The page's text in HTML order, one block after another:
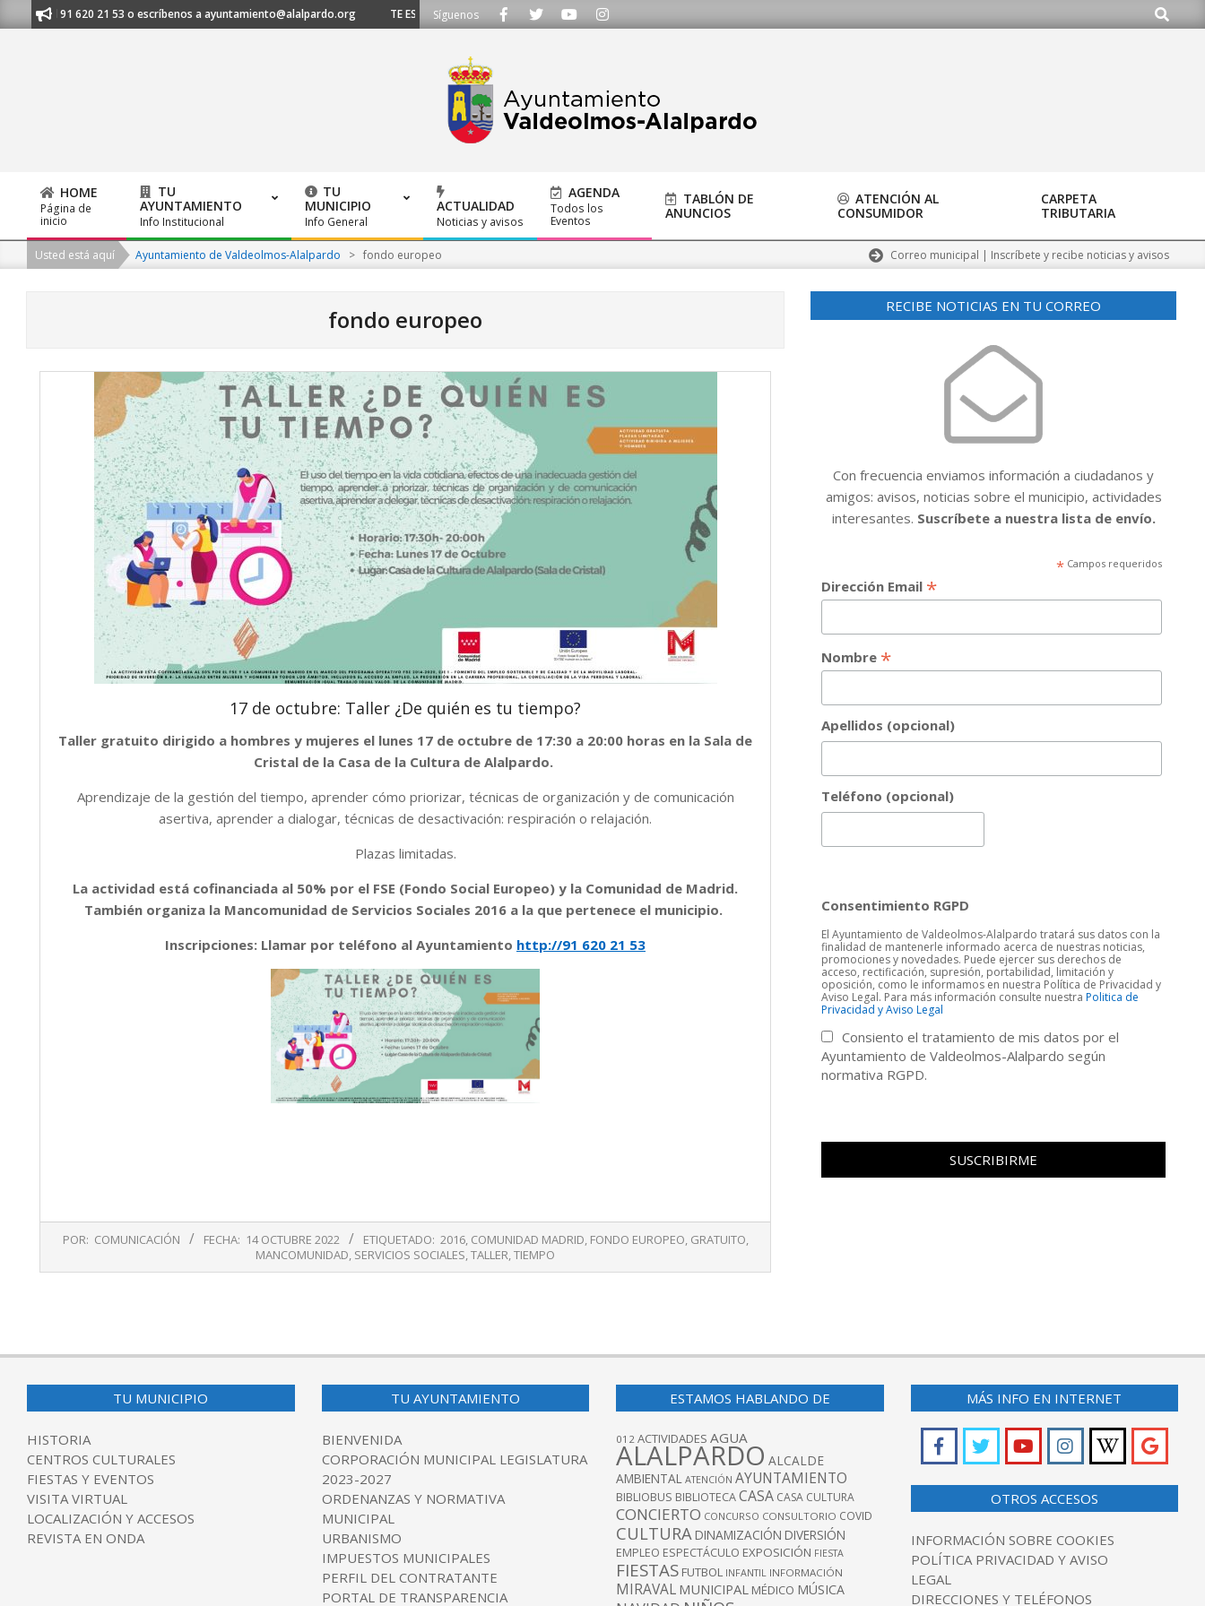
to
al 91 620 21 53 o escríbenos a ayuntamiento@alalpardo.org TE ESCUCHAMOS - Llámanos al 91 620 21 53 o escríbenos a ayuntamiento@alalpardo.org
Síguenos Buscar
Primary
Navigation
Menu
HOME
Página de
inicio
TU
AYUNTAMIENTO
Info Institucional
TU
MUNICIPIO
Info General
ACTUALIDAD
Noticias y avisos
AGENDA
Todos los
Eventos
TABLÓN DE
ANUNCIOS
ATENCIÓN AL
CONSUMIDOR
CARPETA
TRIBUTARIA
Usted está aquí Ayuntamiento de Valdeolmos-Alalpardo > fondo europeo Correo municipal | Inscríbete y recibe noticias y avisos
fondo europeo
17 de octubre: Taller ¿De quién es tu tiempo?
Taller gratuito dirigido a hombres y mujeres el lunes 17 de octubre de 17:30 a 20:00 horas en la Sala de
Cristal de la Casa de la Cultura de Alalpardo.
Aprendizaje de la gestión del tiempo, aprender cómo priorizar, técnicas de organización y de comunicación
asertiva, aprender a dialogar, técnicas de desactivación: respiración o relajación.
Plazas limitadas.
La actividad está cofinanciada al 50% por el FSE (Fondo Social Europeo) y la Comunidad de Madrid.
También organiza la Mancomunidad de Servicios Sociales 2016 a la que pertenece el municipio.
Inscripciones: Llamar por teléfono al Ayuntamiento http://91 620 21 53
14
POR: COMUNICACIÓN FECHA: 14 OCTUBRE 2022 ETIQUETADO: 2016, COMUNIDAD MADRID, FONDO EUROPEO, GRATUITO,
MANCOMUNIDAD, SERVICIOS SOCIALES,TALLER,TIEMPO
RECIBE NOTICIAS EN TU CORREO
Con frecuencia enviamos información a ciudadanos y
amigos: avisos, noticias sobre el municipio, actividades
interesantes. Suscríbete a nuestra lista de envío.
* Campos requeridos
Dirección Email *
Nombre *
Apellidos (opcional)
Teléfono (opcional)
Consentimiento RGPD
El Ayuntamiento de Valdeolmos-Alalpardo tratará sus datos con la
finalidad de mantenerle informado acerca de nuestras noticias,
promociones y novedades. Puede ejercer sus derechos de
acceso, rectificación, supresión, portabilidad, limitación y
oposición, como le informamos en nuestra Política de Privacidad y
Aviso Legal. Para más información consulte nuestraPolitica de
Privacidad y Aviso Legal
Consiento el tratamiento de mis datos por el
Ayuntamiento de Valdeolmos-Alalpardo según
normativa RGPD.
TU MUNICIPIO
HISTORIA
CENTROS CULTURALES
FIESTAS Y EVENTOS
VISITA VIRTUAL
LOCALIZACIÓN Y ACCESOS
REVISTA EN ONDA
TU AYUNTAMIENTO
BIENVENIDA
CORPORACIÓN MUNICIPAL LEGISLATURA
2023-2027
ORDENANZAS Y NORMATIVA
MUNICIPAL
URBANISMO
IMPUESTOS MUNICIPALES
PERFIL DEL CONTRATANTE
PORTAL DE TRANSPARENCIA
ESTAMOS HABLANDO DE
012 ACTIVIDADES AGUA
ALALPARDO ALCALDE
AMBIENTAL ATENCIÓN AYUNTAMIENTO
BIBLIOBUS BIBLIOTECACASA CASA CULTURA
CONCIERTO CONCURSO CONSULTORIO COVID
CULTURA DINAMIZACIÓN DIVERSIÓN
EMPLEO ESPECTÁCULO EXPOSICIÓN FIESTA
FIESTAS FUTBOL INFANTIL INFORMACIÓN
MIRAVAL MUNICIPAL MÉDICO MÚSICA
MÁS INFO EN INTERNET
OTROS ACCESOS
INFORMACIÓN SOBRE COOKIES
POLÍTICA PRIVACIDAD Y AVISO
LEGAL
DIRECCIONES Y TELÉFONOS